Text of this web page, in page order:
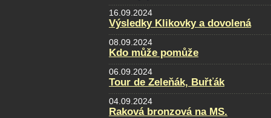
16.09.2024
Výsledky Klikovky a dovolená
08.09.2024
Kdo může pomůže
06.09.2024
Tour de Zeleňák, Buřťák
04.09.2024
Raková bronzová na MS.